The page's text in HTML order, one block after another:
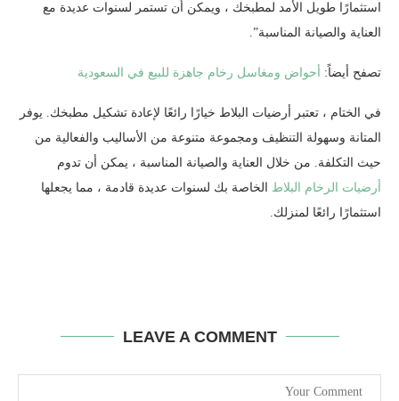
استثمارًا طويل الأمد لمطبخك ، ويمكن أن تستمر لسنوات عديدة مع
العناية والصيانة المناسبة”.
تصفح أيضاً: أحواض ومغاسل رخام جاهزة للبيع في السعودية
في الختام ، تعتبر أرضيات البلاط خيارًا رائعًا لإعادة تشكيل مطبخك. يوفر
المتانة وسهولة التنظيف ومجموعة متنوعة من الأساليب والفعالية من
حيث التكلفة. من خلال العناية والصيانة المناسبة ، يمكن أن تدوم
أرضيات الرخام البلاط الخاصة بك لسنوات عديدة قادمة ، مما يجعلها
استثمارًا رائعًا لمنزلك.
LEAVE A COMMENT